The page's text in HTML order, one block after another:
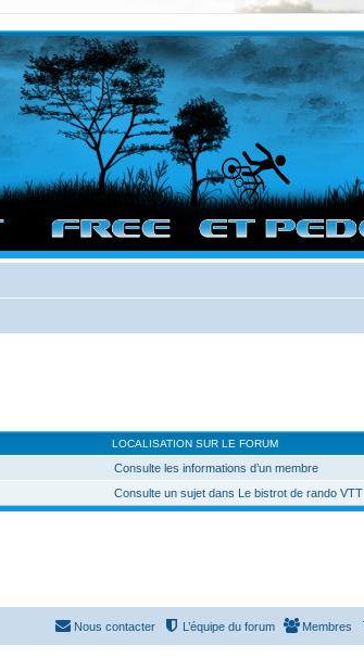
l'Ouest !
LOCALISATION SUR LE FORUM
Consulte les informations d’un membre
Consulte un sujet dans Le bistrot de rando VTT
Membres
L’équipe du forum
Nous contacter